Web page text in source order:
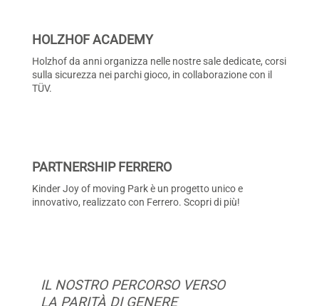
HOLZHOF ACADEMY
Holzhof da anni organizza nelle nostre sale dedicate, corsi
sulla sicurezza nei parchi gioco, in collaborazione con il
TÜV.
PARTNERSHIP FERRERO
Kinder Joy of moving Park è un progetto unico e
innovativo, realizzato con Ferrero. Scopri di più!
IL NOSTRO PERCORSO VERSO
LA PARITÀ DI GENERE